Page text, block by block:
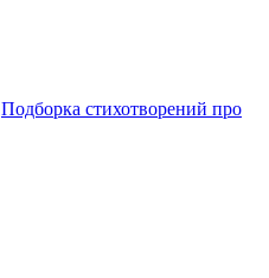
Подборка стихотворений про